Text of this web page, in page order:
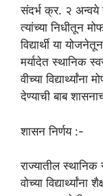
संदर्भ क्र. २ अन्वये
त्यांच्या निधीतून
विद्यार्थी या
मर्यादेत स्थानिक
वीच्या
देण्याची बाब
शासन निर्णय :-
राज्यातील
वोच्या